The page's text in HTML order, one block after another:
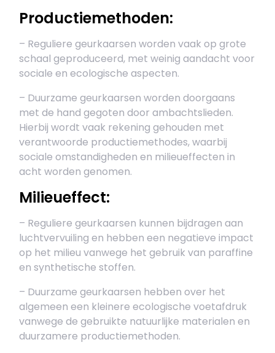
Productiemethoden:
– Reguliere geurkaarsen worden vaak op grote
schaal geproduceerd, met weinig aandacht voor
sociale en ecologische aspecten.
– Duurzame geurkaarsen worden doorgaans
met de hand gegoten door ambachtslieden.
Hierbij wordt vaak rekening gehouden met
verantwoorde productiemethodes, waarbij
sociale omstandigheden en milieueffecten in
acht worden genomen.
Milieueffect:
– Reguliere geurkaarsen kunnen bijdragen aan
luchtvervuiling en hebben een negatieve impact
op het milieu vanwege het gebruik van paraffine
en synthetische stoffen.
– Duurzame geurkaarsen hebben over het
algemeen een kleinere ecologische voetafdruk
vanwege de gebruikte natuurlijke materialen en
duurzamere productiemethoden.